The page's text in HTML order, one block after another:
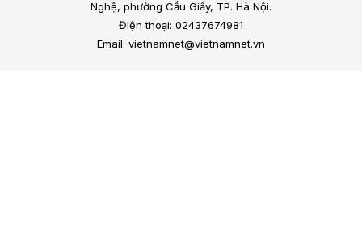
Nghệ, phường Cầu Giấy, TP. Hà Nội.
Điện thoại: 02437674981
Email: vietnamnet@vietnamnet.vn